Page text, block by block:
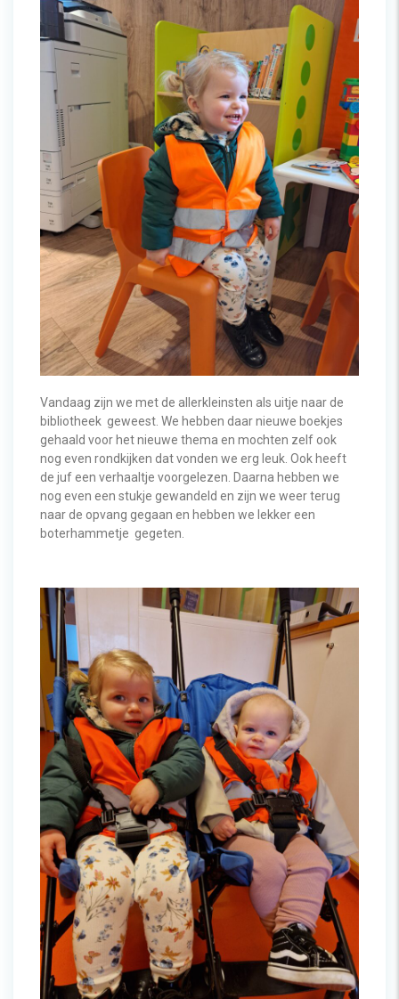
Vandaag zijn we met de allerkleinsten als uitje naar de
bibliotheek geweest. We hebben daar nieuwe boekjes
gehaald voor het nieuwe thema en mochten zelf ook
nog even rondkijken dat vonden we erg leuk. Ook heeft
de juf een verhaaltje voorgelezen. Daarna hebben we
nog even een stukje gewandeld en zijn we weer terug
naar de opvang gegaan en hebben we lekker een
boterhammetje gegeten.